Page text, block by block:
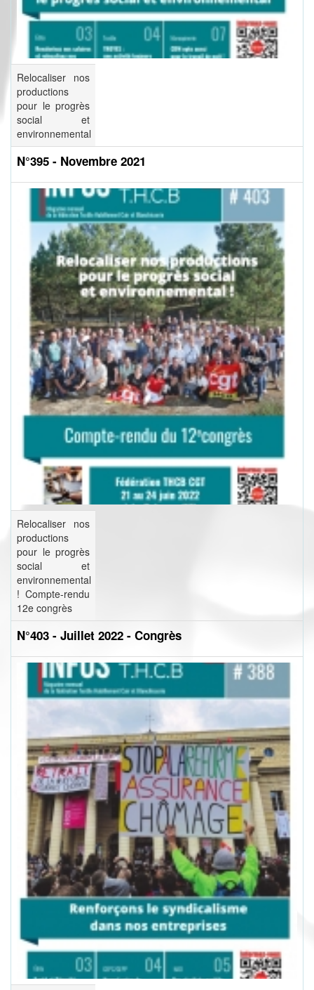
Relocaliser nos
productions
pour le progrès
social et
environnemental
N°395 - Novembre 2021
Relocaliser nos
productions
pour le progrès
social et
environnemental
! Compte-rendu
12e congrès
N°403 - Juillet 2022 - Congrès